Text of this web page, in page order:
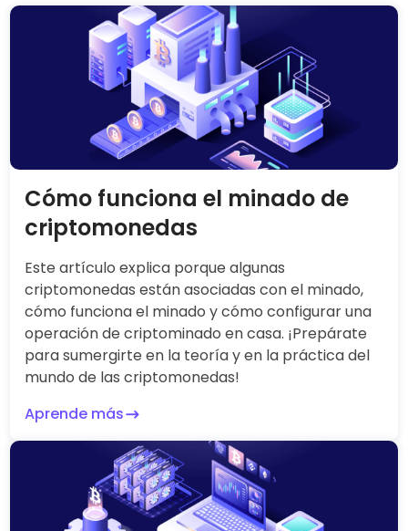
Cómo funciona el minado de
criptomonedas
Este artículo explica porque algunas
criptomonedas están asociadas con el minado,
cómo funciona el minado y cómo configurar una
operación de criptominado en casa. ¡Prepárate
para sumergirte en la teoría y en la práctica del
mundo de las criptomonedas!
Aprende más